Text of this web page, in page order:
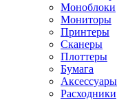
Моноблоки
Мониторы
Принтеры
Сканеры
Плоттеры
Бумага
Аксессуары
Расходники